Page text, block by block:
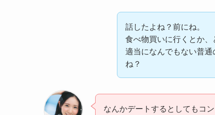
話したよね？前にね。
食べ物買いに行くとか、
適当になんでもない普
ね？
なんかデートするとしてもコン